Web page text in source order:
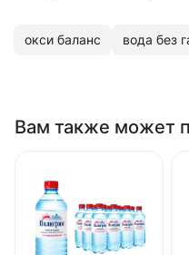
окси баланс вода без
Вам также может